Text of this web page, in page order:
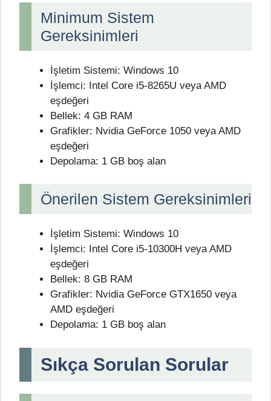
Minimum Sistem
Gereksinimleri
İşletim Sistemi: Windows 10
İşlemci: Intel Core i5-8265U veya AMD
eşdeğeri
Bellek: 4 GB RAM
Grafikler: Nvidia GeForce 1050 veya AMD
eşdeğeri
Depolama: 1 GB boş alan
Önerilen Sistem Gereksinimleri
İşletim Sistemi: Windows 10
İşlemci: Intel Core i5-10300H veya AMD
eşdeğeri
Bellek: 8 GB RAM
Grafikler: Nvidia GeForce GTX1650 veya
AMD eşdeğeri
Depolama: 1 GB boş alan
Sıkça Sorulan Sorular